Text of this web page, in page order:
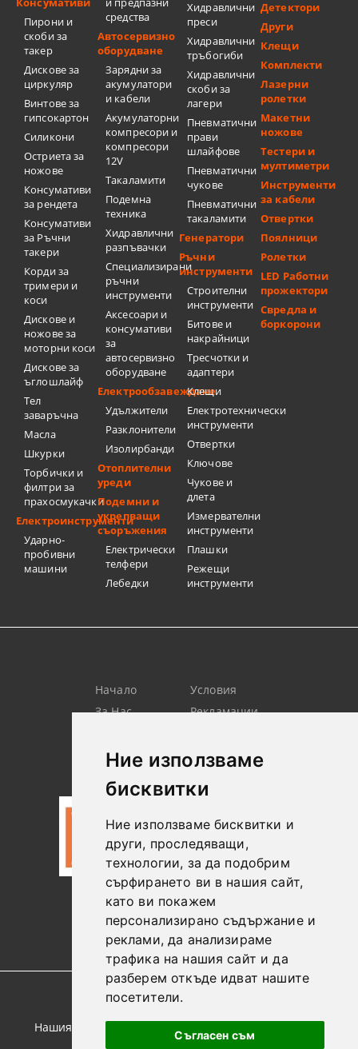
Ние използваме
бисквитки
Ние използваме бисквитки и
други, проследяващи,
технологии, за да подобрим
сърфирането ви в нашия сайт,
като ви покажем
персонализирано съдържание и
реклами, да анализираме
трафика на нашия сайт и да
разберем откъде идват нашите
посетители.
Съгласен съм
Пирони и
скоби за
такер
Дискове за
циркуляр
Винтове за
гипсокартон
Силикони
Остриета за
ножове
Консумативи
за рендета
Консумативи
за Ръчни
такери
Корди за
тримери и
коси
Дискове и
ножове за
моторни коси
Дискове за
ъглошлайф
Тел
заваръчна
Масла
Шкурки
Торбички и
филтри за
прахосмукачки
Електроинструменти
Ударно-
пробивни
машини
средства
Автосервизно
оборудване
Зарядни за
акумулатори
и кабели
Акумулаторни
компресори и
компресори
12V
Такаламити
Подемна
техника
Хидравлични
разпъвачки
Специализирани
ръчни
инструменти
Аксесоари и
консумативи
за
автосервизно
оборудване
Електрообзавеждане
Удължители
Разклонители
Изолирбанди
Отоплителни
уреди
Подемни и
укрепващи
съоръжения
Електрически
телфери
Лебедки
Хидравлични
преси
Хидравлични
тръбогиби
Хидравлични
скоби за
лагери
Пневматични
прави
шлайфове
Пневматични
чукове
Пневматични
такаламити
Генератори
Ръчни
инструменти
Строителни
инструменти
Битове и
накрайници
Тресчотки и
адаптери
Клещи
Електротехнически
инструменти
Отвертки
Ключове
Чукове и
длета
Измервателни
инструменти
Плашки
Режещи
инструменти
Детектори
Други
Клещи
Комплекти
Лазерни
ролетки
Макетни
ножове
Тестери и
мултиметри
Инструменти
за кабели
Отвертки
Поялници
Ролетки
LED Работни
прожектори
Свредла и
боркорони
0887306604
Начало
За Нас
Лични
Данни
Условия
Рекламации
Новини
GDPR
Нашият онлайн магазин е 100% съобразен с GDPR.
Прочетете нашата политика